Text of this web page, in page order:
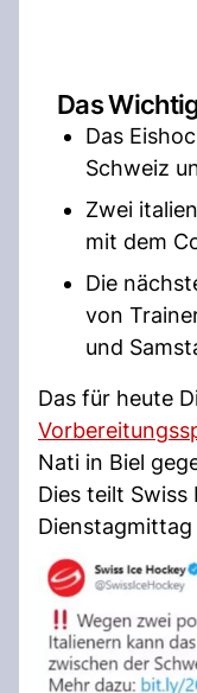
Das
Das
Schweiz
Zwei
mit dem
Die
von
und
Das für heute
Nati in Biel
Dies teilt Swiss
Dienstagmittag